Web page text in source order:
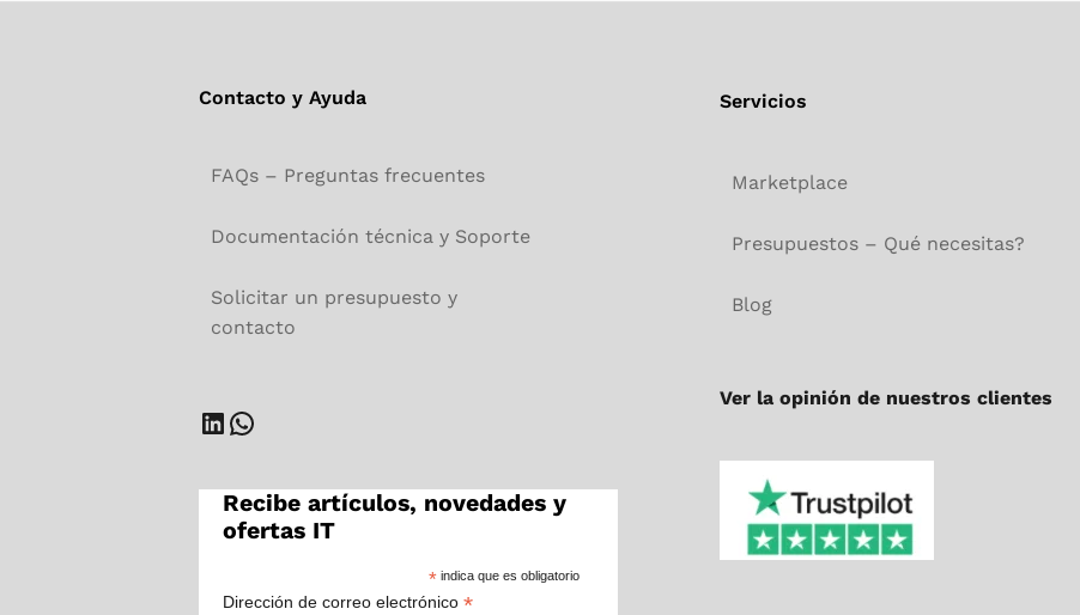
Contacto y Ayuda
FAQs – Preguntas frecuentes
Documentación técnica y Soporte
Solicitar un presupuesto y
contacto
LinkedIn
WhatsApp
Recibe artículos, novedades y
ofertas IT
*indica que es obligatorio
Dirección de correo electrónico*
Servicios
Marketplace
Presupuestos – Qué necesitas?
Blog
Ver la opinión de nuestros clientes